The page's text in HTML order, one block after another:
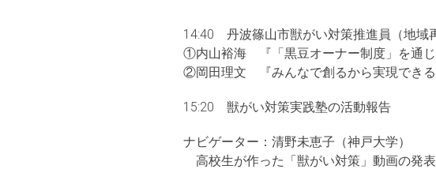
14:40 丹波篠山市獣がい対策推進員（地域
①内山裕海 『「黒豆オーナー制度」を通
②岡田理文 『みんなで創るから実現できる
15:20 獣がい対策実践塾の活動報告
ナビゲーター：清野未恵子（神戸大学）
高校生が作った「獣がい対策」動画の発表